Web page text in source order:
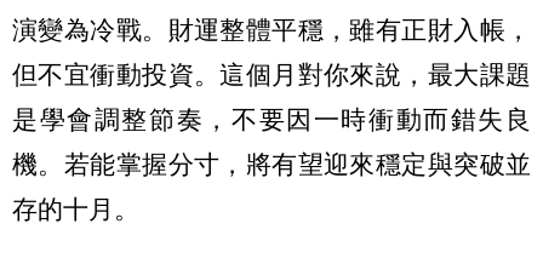
演變為冷戰。財運整體平穩，雖有正財入帳，
但不宜衝動投資。這個月對你來說，最大課題
是學會調整節奏，不要因一時衝動而錯失良
機。若能掌握分寸，將有望迎來穩定與突破並
存的十月。